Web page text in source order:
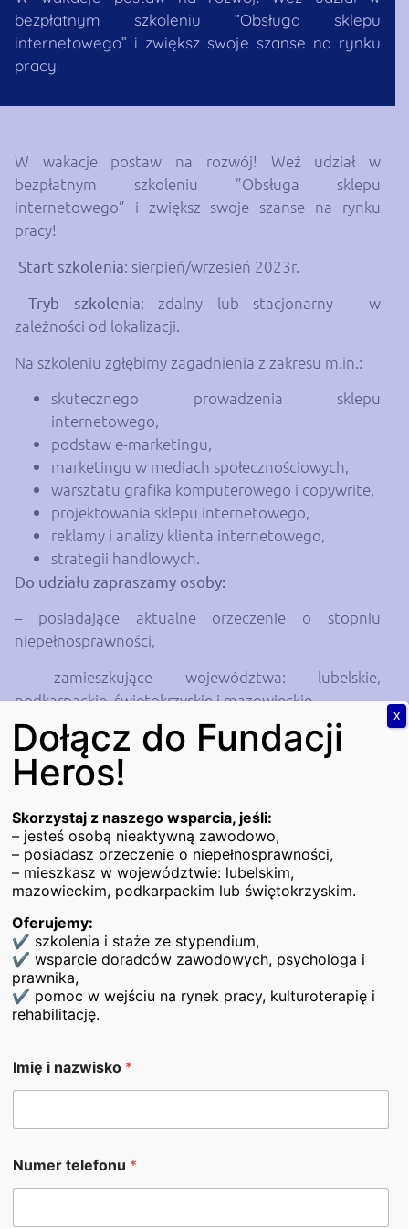
bezpłatnym szkoleniu ”Obsługa sklepu
internetowego” i zwiększ swoje szanse na rynku
pracy!
W wakacje postaw na rozwój! Weź udział w
bezpłatnym szkoleniu ”Obsługa sklepu
internetowego” i zwiększ swoje szanse na rynku
pracy!
Start szkolenia: sierpień/wrzesień 2023r.
Tryb szkolenia: zdalny lub stacjonarny – w
zależności od lokalizacji.
Na szkoleniu zgłębimy zagadnienia z zakresu m.in.:
skutecznego prowadzenia sklepu
internetowego,
podstaw e-marketingu,
marketingu w mediach społecznościowych,
warsztatu grafika komputerowego i copywrite,
projektowania sklepu internetowego,
reklamy i analizy klienta internetowego,
strategii handlowych.
Do udziału zapraszamy osoby:
– posiadające aktualne orzeczenie o stopniu
niepełnosprawności,
– zamieszkujące województwa: lubelskie,
podkarpackie, świętokrzyskie i mazowieckie,
– pozostające bez zatrudnienia,
– będące w wieku aktywności zawodowej.
Skontaktuj się już dziś z najbliższym oddziałem
Fundacji Heros:
Biuro w Lublinie:
Ul. Z. Krasińskiego 2/22, 20 -709 Lublin
tel. 735 398 898
e – mail:fundacja@fundacjaheros.org
Oddział świętokrzyski:
Ul. Wesoła 51/ 531, 25 – 363 Kielce
tel. 539 309 781
Oddział podkarpacki:
Park, Piętro 1
e – mail:rzeszow@fundacjaheros.org
Dołącz do Fundacji
Heros!
Skorzystaj z naszego wsparcia, jeśli:
– jesteś osobą nieaktywną zawodowo,
– posiadasz orzeczenie o niepełnosprawności,
– mieszkasz w województwie: lubelskim,
mazowieckim, podkarpackim lub świętokrzyskim.
Oferujemy:
✔ szkolenia i staże ze stypendium,
✔ wsparcie doradców zawodowych, psychologa i
prawnika,
✔ pomoc w wejściu na rynek pracy, kulturoterapię i
rehabilitację.
-
m
S
z
u
Imię i nazwisko *
Numer telefonu *
X